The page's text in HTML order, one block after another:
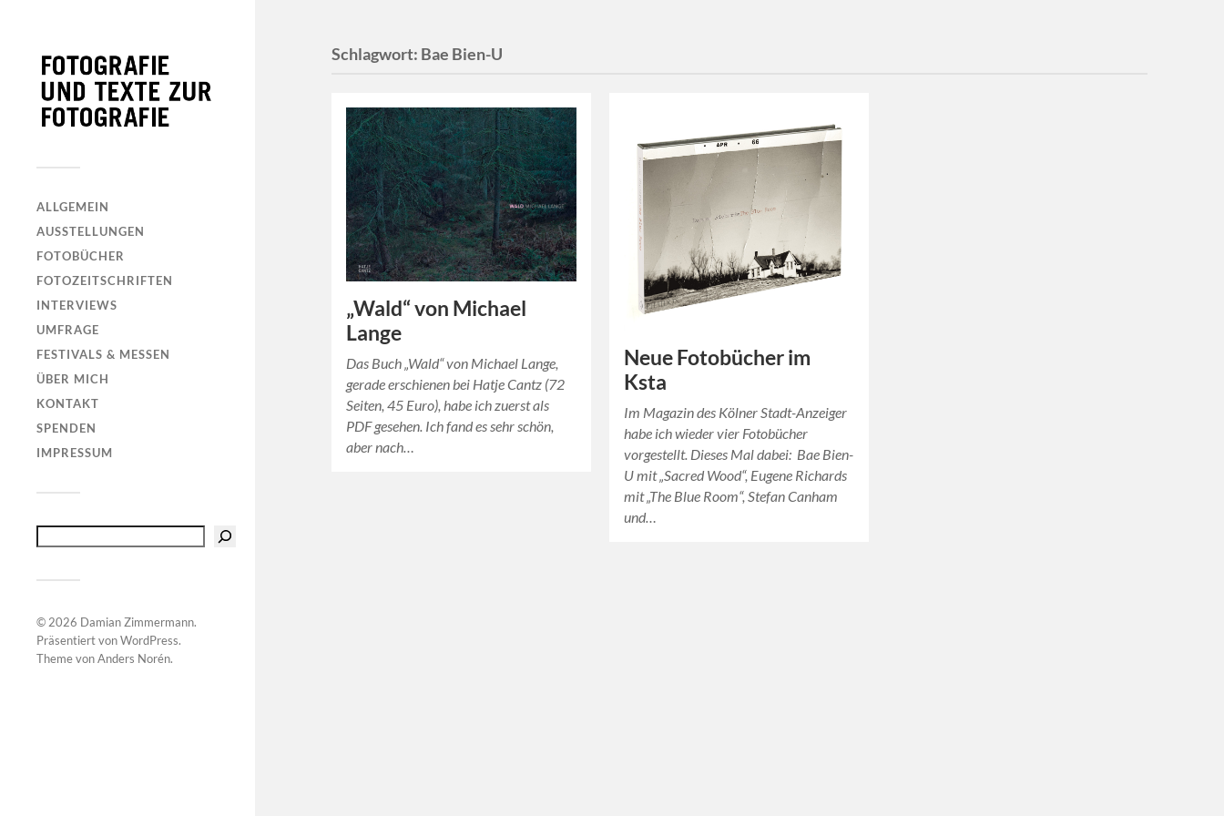
ALLGEMEIN
AUSSTELLUNGEN
FOTOBÜCHER
FOTOZEITSCHRIFTEN
INTERVIEWS
UMFRAGE
FESTIVALS & MESSEN
ÜBER MICH
KONTAKT
SPENDEN
IMPRESSUM
© 2026 Damian Zimmermann.
Präsentiert vonWordPress.
Theme vonAnders Norén.
Schlagwort: Bae Bien-U
„Wald“ von Michael
Lange
Das Buch „Wald“ von Michael Lange,
gerade erschienen bei Hatje Cantz (72
Seiten, 45 Euro), habe ich zuerst als
PDF gesehen. Ich fand es sehr schön,
aber nach…
Neue Fotobücher im
Ksta
Im Magazin des Kölner Stadt-Anzeiger
habe ich wieder vier Fotobücher
vorgestellt. Dieses Mal dabei: Bae Bien-
U mit „Sacred Wood“, Eugene Richards
mit „The Blue Room“, Stefan Canham
und…